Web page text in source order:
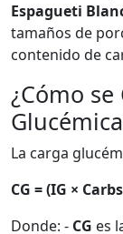
Espagueti
tamaños de
contenido de
¿Cómo
La carga
CG = (IG ×
Donde: - CG es